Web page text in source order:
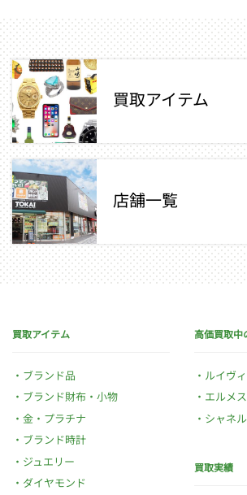
買取アイテム
店舗一覧
買取アイテム
ブランド品
ブランド財布・小物
金・プラチナ
ブランド時計
ジュエリー
ダイヤモンド
高価買取中
ルイヴ
エルメス
シャネル
買取実績